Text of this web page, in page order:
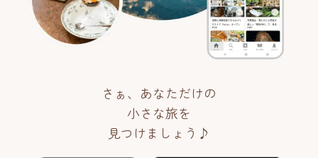
さぁ、あなただけの
小さな旅を
見つけましょう♪